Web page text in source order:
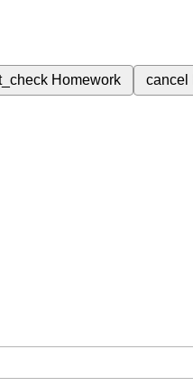
Homework cancel